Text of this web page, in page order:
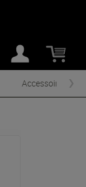
Accessoires